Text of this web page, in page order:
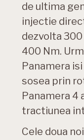
de ultima
injectie
dezvolta 300
400 Nm.
Panamera
sosea prin
Panamera 4
tractiunea
Cele doua